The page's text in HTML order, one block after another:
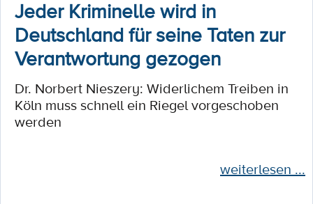
Jeder Kriminelle wird in
Deutschland für seine Taten zur
Verantwortung gezogen
Dr. Norbert Nieszery: Widerlichem Treiben in
Köln muss schnell ein Riegel vorgeschoben
werden
weiterlesen ...